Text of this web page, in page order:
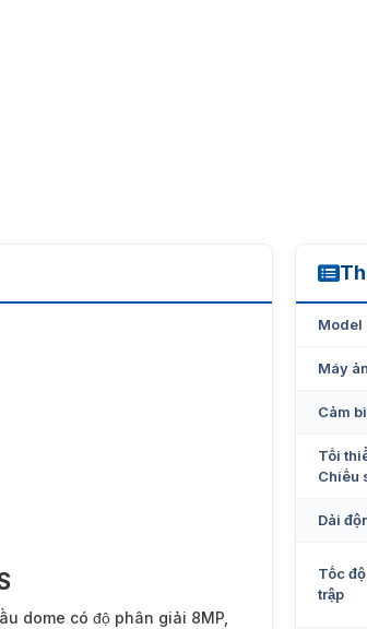
dome có độ phân giải 8MP,
iDS-
Model
Máy
Cảm
Tối
Chiếu
Dải
Tốc
trập